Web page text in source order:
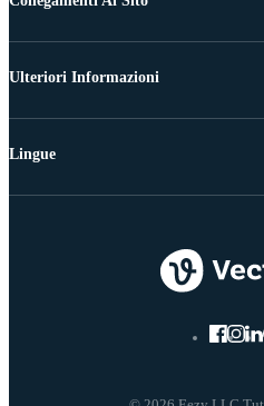
Ulteriori Informazioni
Lingue